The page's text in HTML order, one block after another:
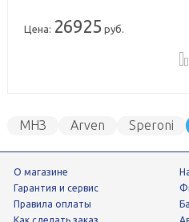
Цена: 26925 руб.
МНЗ Arven Speroni
О магазине
Гарантия и сервис
Правила оплаты
Как сделать заказ